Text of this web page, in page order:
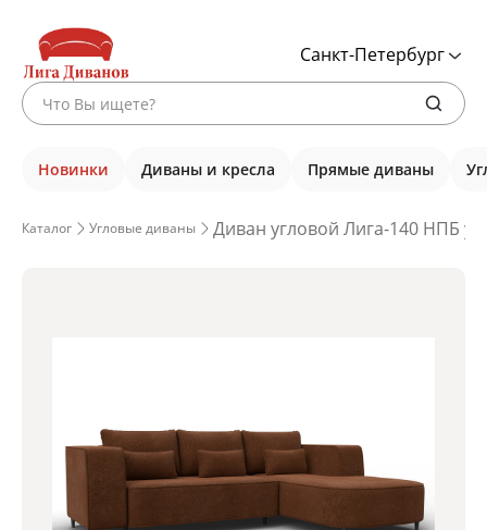
Санкт-Петербург
Новинки Диваны и кресла Прямые диваны
Каталог Угловые диваны Диван угловой Лига-140 НПБ